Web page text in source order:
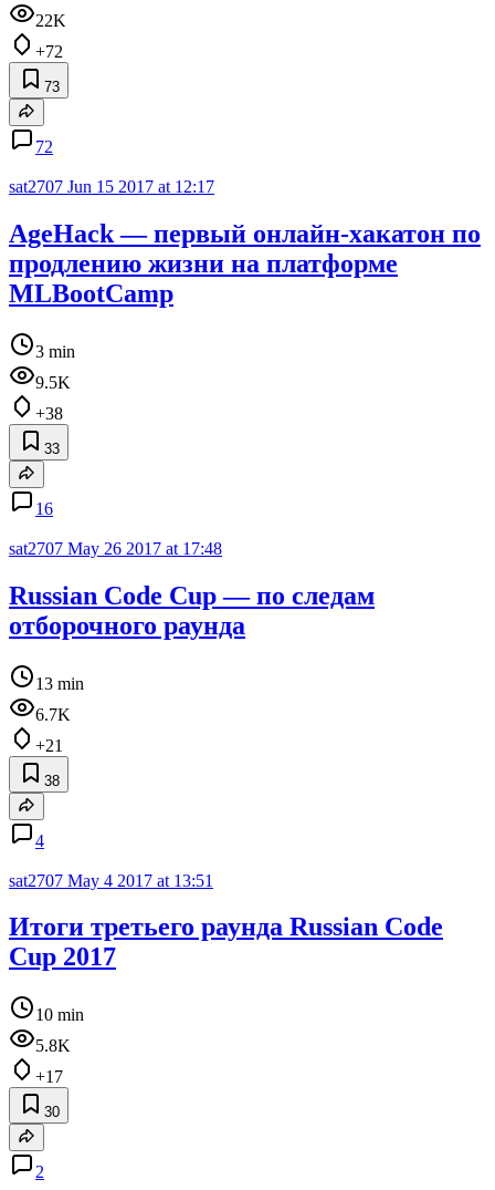
22K
+72
73
72
sat2707 Jun 15 2017 at 12:17
AgeHack — первый онлайн-хакатон по
продлению жизни на платформе
MLBootCamp
3 min
9.5K
+38
33
16
sat2707 May 26 2017 at 17:48
Russian Code Cup — по следам
отборочного раунда
13 min
6.7K
+21
38
4
sat2707 May 4 2017 at 13:51
Итоги третьего раунда Russian Code
Cup 2017
10 min
5.8K
+17
30
2